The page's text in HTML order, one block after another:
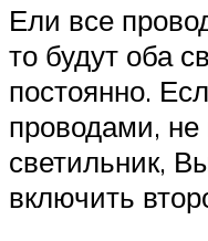
Ели все
то будут оба
постоянно.
проводами,
светильник,
включить